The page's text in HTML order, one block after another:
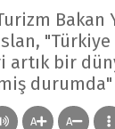
Bakan
artık bir
A A